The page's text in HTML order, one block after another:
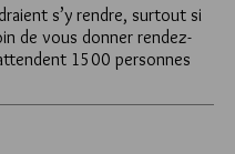
s’y rendre, surtout si
de vous donner rendez-
1500 personnes